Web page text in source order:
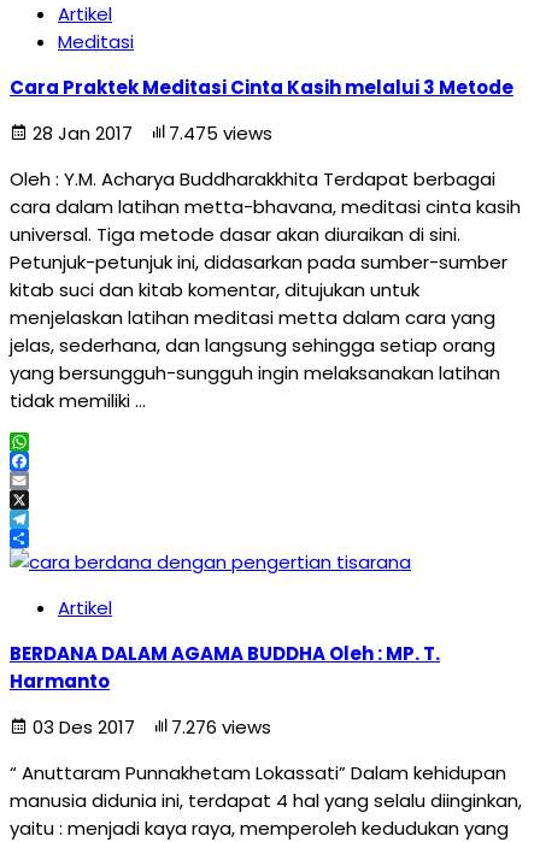
Artikel
Meditasi
Cara Praktek Meditasi Cinta Kasih melalui 3 Metode
28 Jan 2017
7.475 views
Oleh : Y.M. Acharya Buddharakkhita Terdapat berbagai
cara dalam latihan metta-bhavana, meditasi cinta kasih
universal. Tiga metode dasar akan diuraikan di sini.
Petunjuk-petunjuk ini, didasarkan pada sumber-sumber
kitab suci dan kitab komentar, ditujukan untuk
menjelaskan latihan meditasi metta dalam cara yang
jelas, sederhana, dan langsung sehingga setiap orang
yang bersungguh-sungguh ingin melaksanakan latihan
tidak memiliki …
WhatsApp
Facebook
Email
X
Telegram
Share
Artikel
BERDANA DALAM AGAMA BUDDHA Oleh : MP. T.
Harmanto
03 Des 2017
7.276 views
“ Anuttaram Punnakhetam Lokassati” Dalam kehidupan
manusia didunia ini, terdapat 4 hal yang selalu diinginkan,
yaitu : menjadi kaya raya, memperoleh kedudukan yang